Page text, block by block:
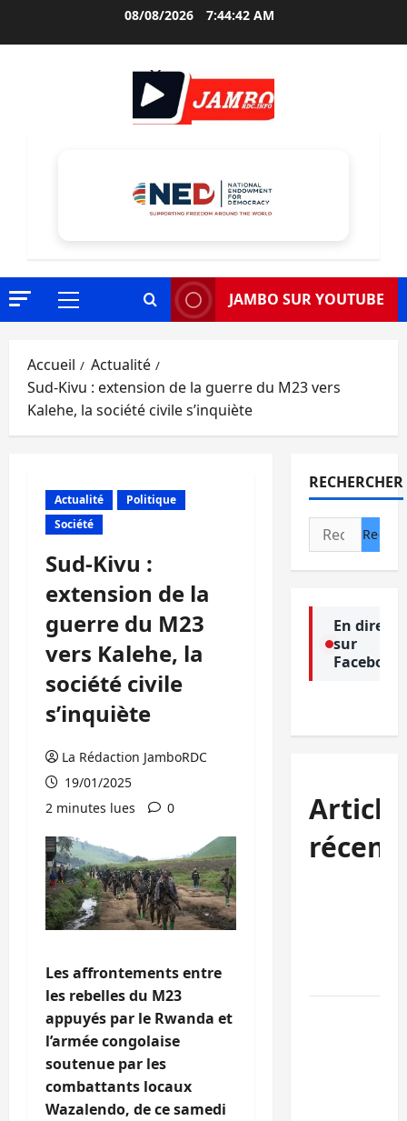
08/08/2026 7:44:43 AM
Menu
JAMBO SUR YOUTUBE
Accueil
Actualité
Sud-Kivu : extension de la guerre du M23 vers
Kalehe, la société civile s’inquiète
Actualité
Politique
Société
Sud-Kivu :
extension de la
guerre du M23
vers Kalehe, la
société civile
s’inquiète
La Rédaction JamboRDC
19/01/2025
2 minutes lues
0
Les affrontements entre
les rebelles du M23
appuyés par le Rwanda et
l’armée congolaise
soutenue par les
combattants locaux
Wazalendo, de ce samedi
RECHERCHER
Rechercher :
En direct
sur
Facebook